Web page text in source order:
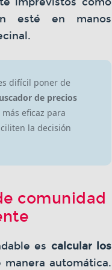
esté en manos
difícil poner de
de precios
eficaz para
la decisión
comunidad
es calcular los
manera automática.